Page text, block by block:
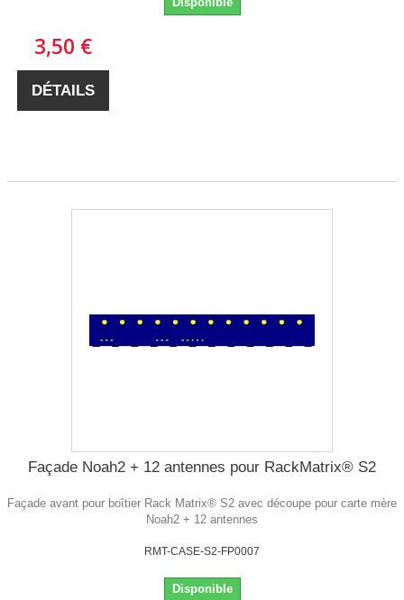
3,50 €
DÉTAILS
Façade Noah2 + 12 antennes pour RackMatrix® S2
Façade avant pour boîtier Rack Matrix® S2 avec découpe pour carte mère
Noah2 + 12 antennes
RMT-CASE-S2-FP0007
Disponible